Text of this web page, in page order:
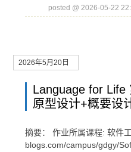
posted @ 2026-05-22
2026年5月20日
Language for
原型设计+概要设
摘要： 作业所属课程: 软件
blogs.com/campus/gdgy/